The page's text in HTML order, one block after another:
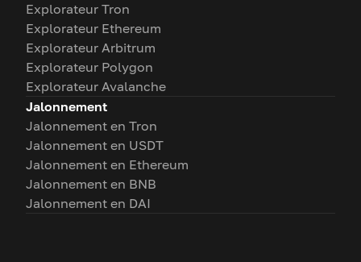
Explorateur Tron
Explorateur Ethereum
Explorateur Arbitrum
Explorateur Polygon
Explorateur Avalanche
Jalonnement
Jalonnement en Tron
Jalonnement en USDT
Jalonnement en Ethereum
Jalonnement en BNB
Jalonnement en DAI